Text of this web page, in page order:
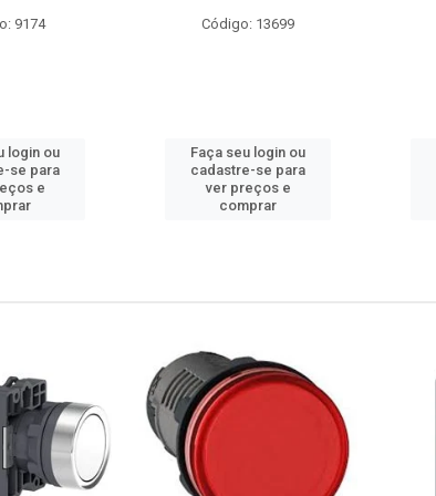
9174
login ou
se para
e
Código: 13699
Faça seu login ou
cadastre-se para
ver preços e
comprar